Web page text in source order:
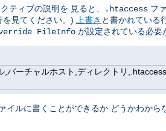
ティブの説明を 見ると、 .htaccess フ
見てください。)
上書き と書かれている
FileInfo が設定されている必要
,バーチャルホスト,ディレクトリ,.htaccess
イルに書くことができるか どうかわか